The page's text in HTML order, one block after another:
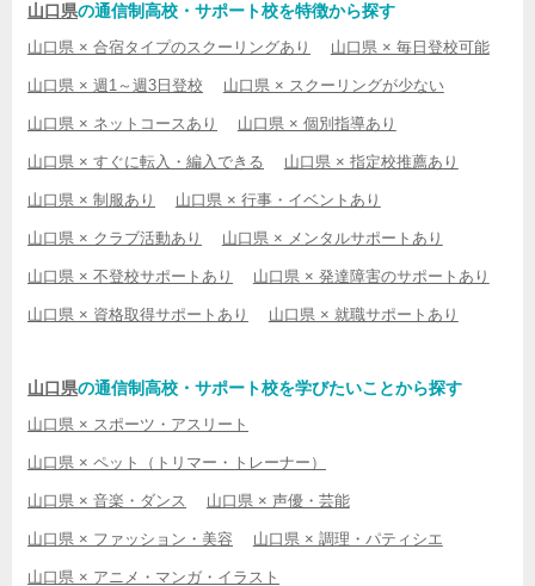
山口県の通信制高校・サポート校を特徴から探す
山口県 × 合宿タイプのスクーリングあり 山口県 × 毎日登校可能
山口県 × 週1～週3日登校 山口県 × スクーリングが少ない
山口県 × ネットコースあり 山口県 × 個別指導あり
山口県 × すぐに転入・編入できる 山口県 × 指定校推薦あり
山口県 × 制服あり 山口県 × 行事・イベントあり
山口県 × クラブ活動あり 山口県 × メンタルサポートあり
山口県 × 不登校サポートあり 山口県 × 発達障害のサポートあり
山口県 × 資格取得サポートあり 山口県 × 就職サポートあり
山口県の通信制高校・サポート校を学びたいことから探す
山口県 × スポーツ・アスリート
山口県 × ペット（トリマー・トレーナー）
山口県 × 音楽・ダンス 山口県 × 声優・芸能
山口県 × ファッション・美容 山口県 × 調理・パティシエ
山口県 × アニメ・マンガ・イラスト